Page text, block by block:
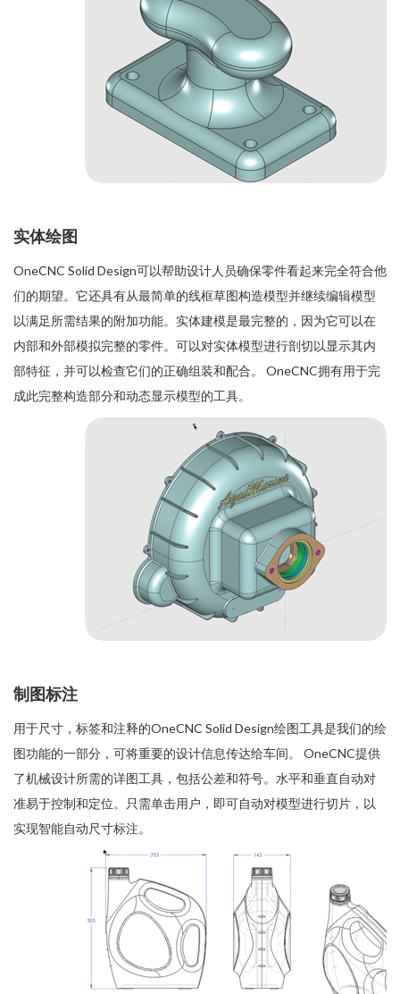
实体绘图
OneCNC Solid Design可以帮助设计人员确保零件看起来完全符合他
们的期望。它还具有从最简单的线框草图构造模型并继续编辑模型
以满足所需结果的附加功能。实体建模是最完整的，因为它可以在
内部和外部模拟完整的零件。可以对实体模型进行剖切以显示其内
部特征，并可以检查它们的正确组装和配合。 OneCNC拥有用于完
成此完整构造部分和动态显示模型的工具。
制图标注
用于尺寸，标签和注释的OneCNC Solid Design绘图工具是我们的绘
图功能的一部分，可将重要的设计信息传达给车间。 OneCNC提供
了机械设计所需的详图工具，包括公差和符号。水平和垂直自动对
准易于控制和定位。只需单击用户，即可自动对模型进行切片，以
实现智能自动尺寸标注。